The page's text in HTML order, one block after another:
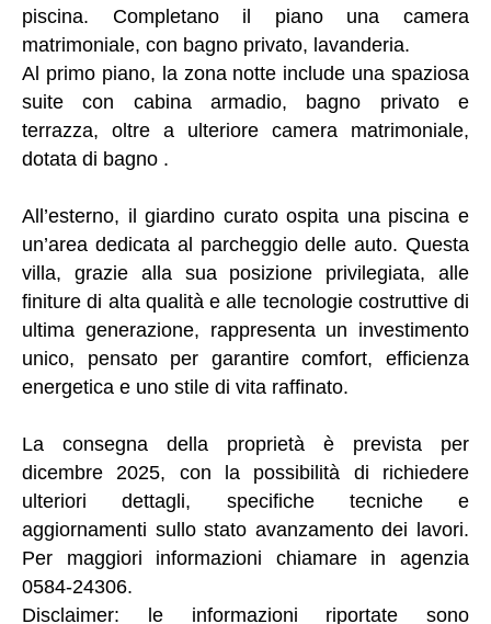
piscina. Completano il piano una camera
matrimoniale, con bagno privato, lavanderia.
Al primo piano, la zona notte include una spaziosa
suite con cabina armadio, bagno privato e
terrazza, oltre a ulteriore camera matrimoniale,
dotata di bagno .
All’esterno, il giardino curato ospita una piscina e
un’area dedicata al parcheggio delle auto. Questa
villa, grazie alla sua posizione privilegiata, alle
finiture di alta qualità e alle tecnologie costruttive di
ultima generazione, rappresenta un investimento
unico, pensato per garantire comfort, efficienza
energetica e uno stile di vita raffinato.
La consegna della proprietà è prevista per
dicembre 2025, con la possibilità di richiedere
ulteriori dettagli, specifiche tecniche e
aggiornamenti sullo stato avanzamento dei lavori.
Per maggiori informazioni chiamare in agenzia
0584-24306.
Disclaimer: le informazioni riportate sono